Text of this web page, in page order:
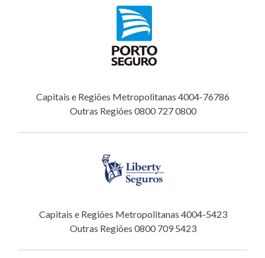
Capitais e Regiões Metropolitanas 4004-76786
Outras Regiões 0800 727 0800
Capitais e Regiões Metropolitanas 4004-5423
Outras Regiões 0800 709 5423